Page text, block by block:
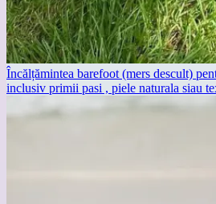
Încălțămintea barefoot (mers descult)
inclusiv primii pasi , piele naturala siau